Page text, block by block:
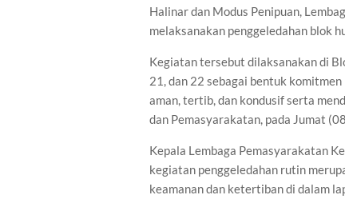
Halinar dan Modus Penipuan,
melaksanakan penggeledahan blok
Kegiatan tersebut dilaksanakan di
21, dan 22 sebagai bentuk
aman, tertib, dan kondusif serta
dan Pemasyarakatan, pada Jumat
Kepala Lembaga Pemasyarakatan
kegiatan penggeledahan rutin
keamanan dan ketertiban di dalam